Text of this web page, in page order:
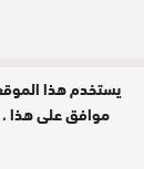
مدير النشر : عبد
محفوظة © 2026
يستخدم هذا
موافق على هذا